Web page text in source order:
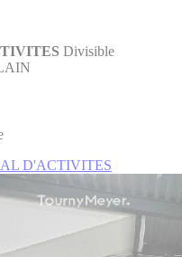
Divisible
D'ACTIVITES